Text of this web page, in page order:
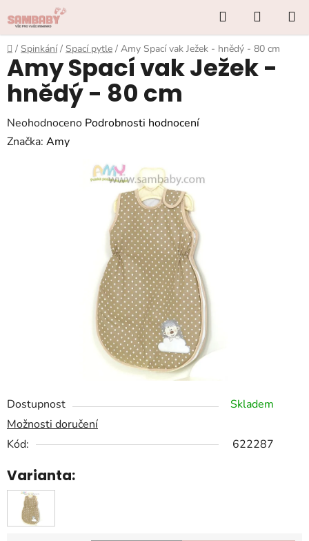
na
obsah
Hledat
KOŠÍK
Domů
/ Spinkání / Spací pytle / Amy Spací vak Ježek - hnědý - 80 cm
Dostupnost
Skladem
Možnosti doručení
Kód:
622287
Varianta:
Amy Spací vak Ježek -
hnědý - 80 cm
Průměrné
hodnocení
Neohodnoceno Podrobnosti hodnocení
Značka: Amy